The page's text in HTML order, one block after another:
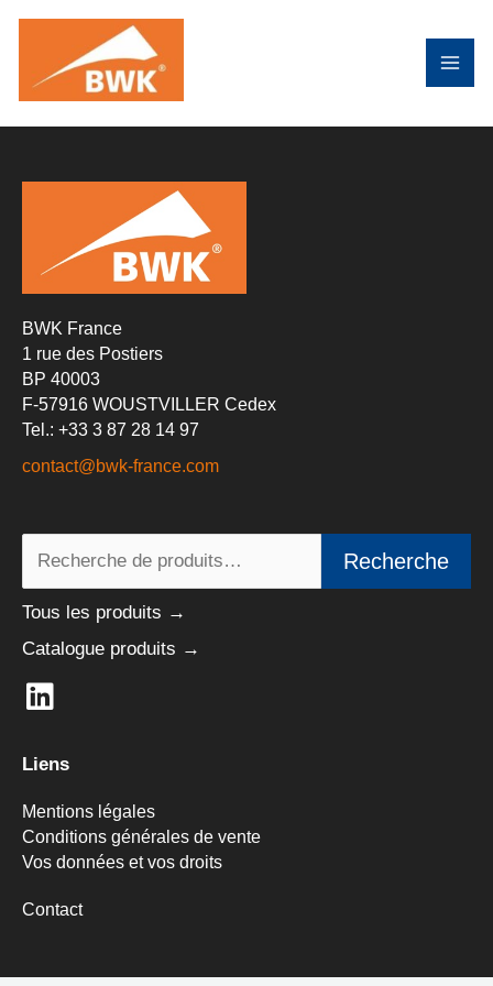
contenu
BWK France
1 rue des Postiers
BP 40003
F-57916 WOUSTVILLER Cedex
Tel.: +33 3 87 28 14 97
contact@bwk-france.com
pour :
Recherche
Tous les produits →
Catalogue produits →
L
i
k
e
d
i
n
Liens
Mentions légales
Conditions générales de vente
Vos données et vos droits
Contact